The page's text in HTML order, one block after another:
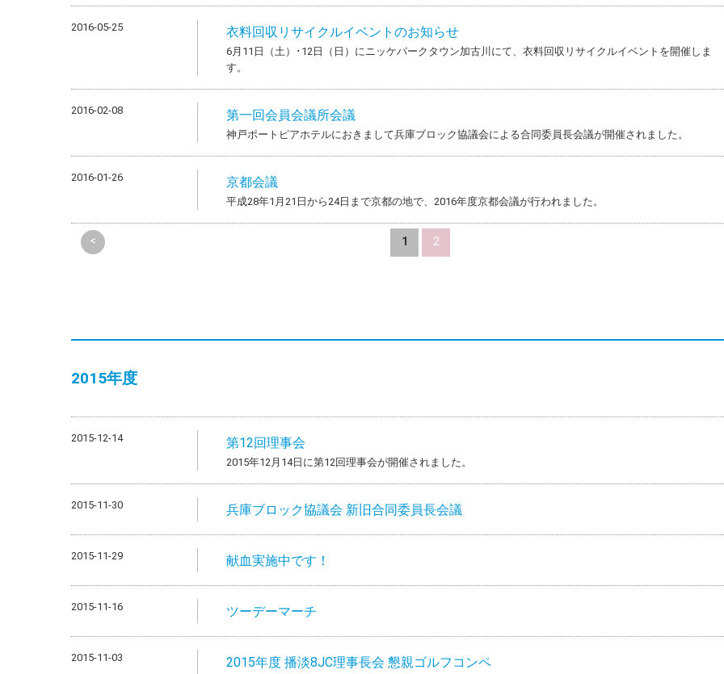
2016-05-25 衣料回収リサイクルイベントのお知らせ
6月11日（土）･12日（日）にニッケパークタウン加古川にて、衣料回収リサイクルイベントを開催しま
す。
2016-02-08 第一回会員会議所会議
神戸ポートピアホテルにおきまして兵庫ブロック協議会による合同委員長会議が開催されました。
2016-01-26 京都会議
平成28年1月21日から24日まで京都の地で、2016年度京都会議が行われました。
< 1 2
2015年度
2015-12-14 第12回理事会
2015年12月14日に第12回理事会が開催されました。
2015-11-30 兵庫ブロック協議会 新旧合同委員長会議
2015-11-29 献血実施中です！
2015-11-16 ツーデーマーチ
2015-11-03 2015年度 播淡8JC理事長会 懇親ゴルフコンペ